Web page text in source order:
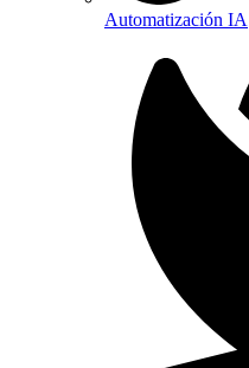
Automatización IA